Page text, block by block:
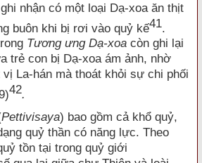
nhận có một loại Dạ-xoa ăn thịt
buôn khi bị rơi vào quỷ kế41.
Tương ưng Dạ-xoa còn ghi lại
trẻ con bị Dạ-xoa ám ảnh, nhờ
La-hán mà thoát khỏi sự chi phối
42.
Pettivisaya) bao gồm cả khổ quỷ,
quỷ thần có năng lực. Theo
tồn tại trong quỷ giới